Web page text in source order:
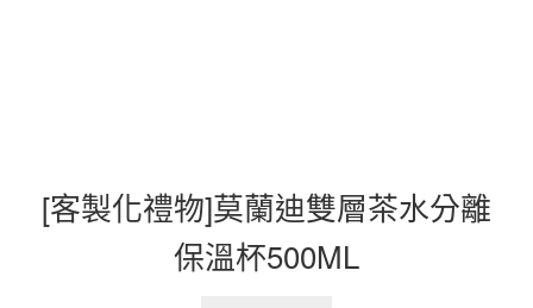
[客製化禮物]莫蘭迪雙層茶水分離
保溫杯500ML